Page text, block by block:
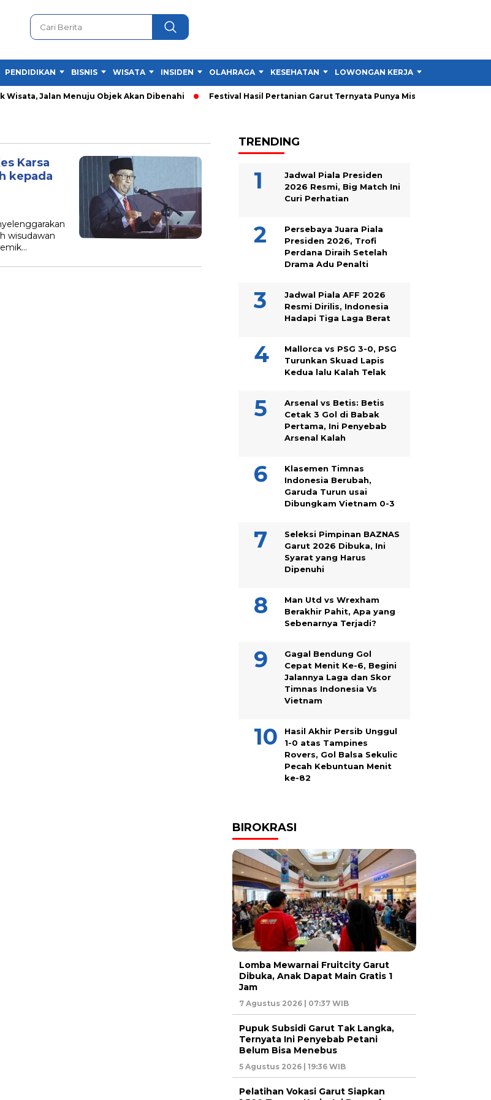
PENDIDIKAN BISNIS WISATA INSIDEN OLAHRAGA KESEHATAN LOWONGAN KERJA
Jalan Menuju Objek Akan Dibenahi Festival Hasil Pertanian Garut Ternyata Punya Misi Besar untuk Petani
Karsa
kepada
wisudawan
TRENDING
Jadwal Piala Presiden
2026 Resmi, Big Match Ini
Curi Perhatian
Persebaya Juara Piala
Presiden 2026, Trofi
Perdana Diraih Setelah
Drama Adu Penalti
Jadwal Piala AFF 2026
Resmi Dirilis, Indonesia
Hadapi Tiga Laga Berat
Mallorca vs PSG 3-0, PSG
Turunkan Skuad Lapis
Kedua lalu Kalah Telak
Arsenal vs Betis: Betis
Cetak 3 Gol di Babak
Pertama, Ini Penyebab
Arsenal Kalah
Klasemen Timnas
Indonesia Berubah,
Garuda Turun usai
Dibungkam Vietnam 0-3
Seleksi Pimpinan BAZNAS
Garut 2026 Dibuka, Ini
Syarat yang Harus
Dipenuhi
Man Utd vs Wrexham
Berakhir Pahit, Apa yang
Sebenarnya Terjadi?
Gagal Bendung Gol
Cepat Menit Ke-6, Begini
Jalannya Laga dan Skor
Timnas Indonesia Vs
Vietnam
Hasil Akhir Persib Unggul
1-0 atas Tampines
Rovers, Gol Balsa Sekulic
Pecah Kebuntuan Menit
ke-82
BIROKRASI
Lomba Mewarnai Fruitcity Garut
Dibuka, Anak Dapat Main Gratis 1
Jam
7 Agustus 2026 | 07:37 WIB
Pupuk Subsidi Garut Tak Langka,
Ternyata Ini Penyebab Petani
Belum Bisa Menebus
5 Agustus 2026 | 19:36 WIB
Pelatihan Vokasi Garut Siapkan